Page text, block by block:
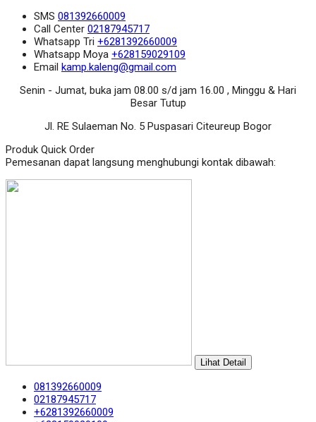
SMS 081392660009
Call Center 02187945717
Whatsapp Tri +6281392660009
Whatsapp Moya +628159029109
Email kamp.kaleng@gmail.com
Senin - Jumat, buka jam 08.00 s/d jam 16.00 , Minggu & Hari
Besar Tutup
Jl. RE Sulaeman No. 5 Puspasari Citeureup Bogor
Produk Quick Order
Pemesanan dapat langsung menghubungi kontak dibawah:
Lihat Detail
081392660009
02187945717
+6281392660009